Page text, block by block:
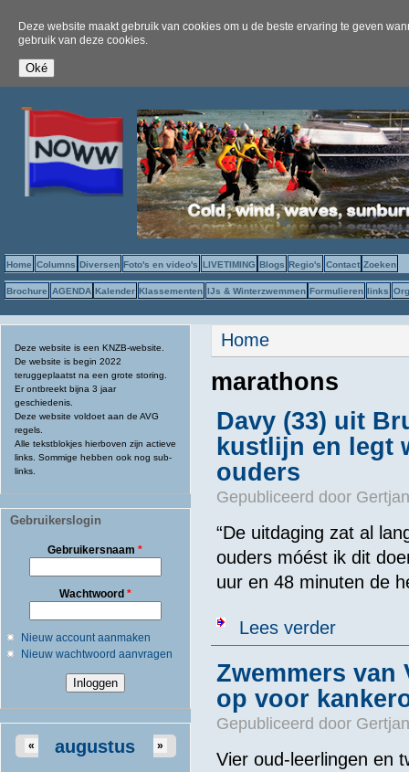
Deze website maakt gebruik van cookies om u de beste ervaring te geven
gebruik van deze cookies.
Home Columns Diversen Foto's en video's LIVETIMING Blogs Regio's Contact Zoeken
Brochure AGENDA Kalender Klassementen IJs & Winterzwemmen Formulieren links
Deze website is een KNZB-website.
De website is begin 2022
teruggeplaatst na een grote storing.
Er ontbreekt bijna 3 jaar
geschiedenis.
Deze website voldoet aan de AVG
regels.
Alle tekstblokjes hierboven zijn actieve
links. Sommige hebben ook nog sub-
links.
Gebruikerslogin
Gebruikersnaam*
Wachtwoord *
Nieuw account aanmaken
Nieuw wachtwoord aanvragen
augustus
« »
U bent hier
Home
marathons
Davy (33) uit
kustlijn en legt
ouders
Gepubliceerd door
“De uitdaging zat al
ouders móést ik dit
uur en 48 minuten de
Lees verderover Davy
Zwemmers van
op voor
Gepubliceerd door
Vier oud-leerlingen en